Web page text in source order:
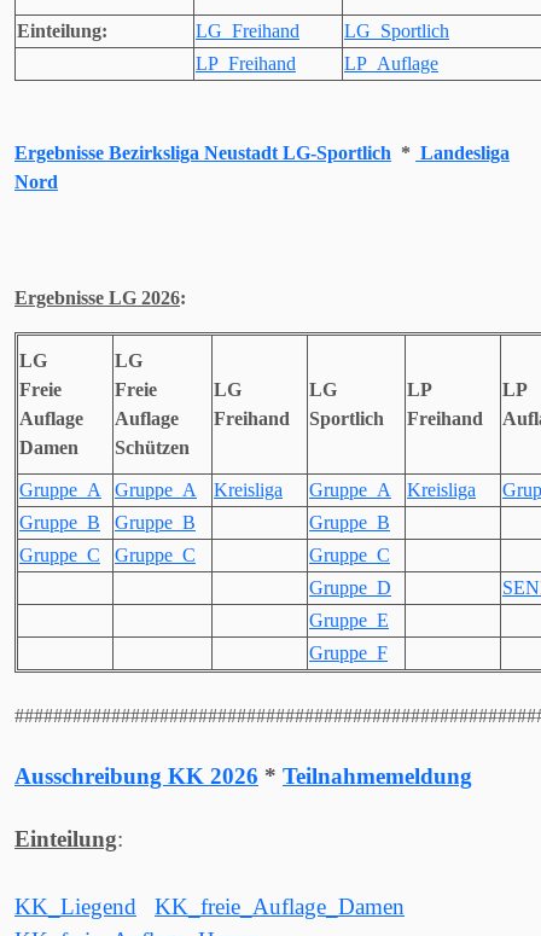
Einteilung: LG_Freihand
LG_Sportlich
LP_Freihand
LP_Auflage
Ergebnisse Bezirksliga Neustadt LG-Sportlich * Landesliga
Nord
Ergebnisse LG 2026:
LG
Freie
Auflage
Damen
LG
Freie
Auflage
Schützen
LG
Freihand
LG
Sportlich
LP
Freihand
LP
Gruppe_A Gruppe_A Kreisliga Gruppe_A Kreisliga
Gruppe_B
Gruppe_B
Gruppe_B
Gruppe_C
Gruppe_C
Gruppe_C
Gruppe_D
Gruppe_E
Gruppe_F
Ausschreibung KK 2026 * Teilnahmemeldung
Einteilung:
KK_Liegend
KK_freie_Auflage_Damen